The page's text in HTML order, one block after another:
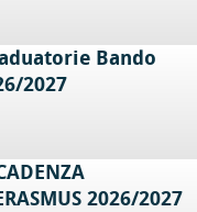
Bando
2027
2026/2027